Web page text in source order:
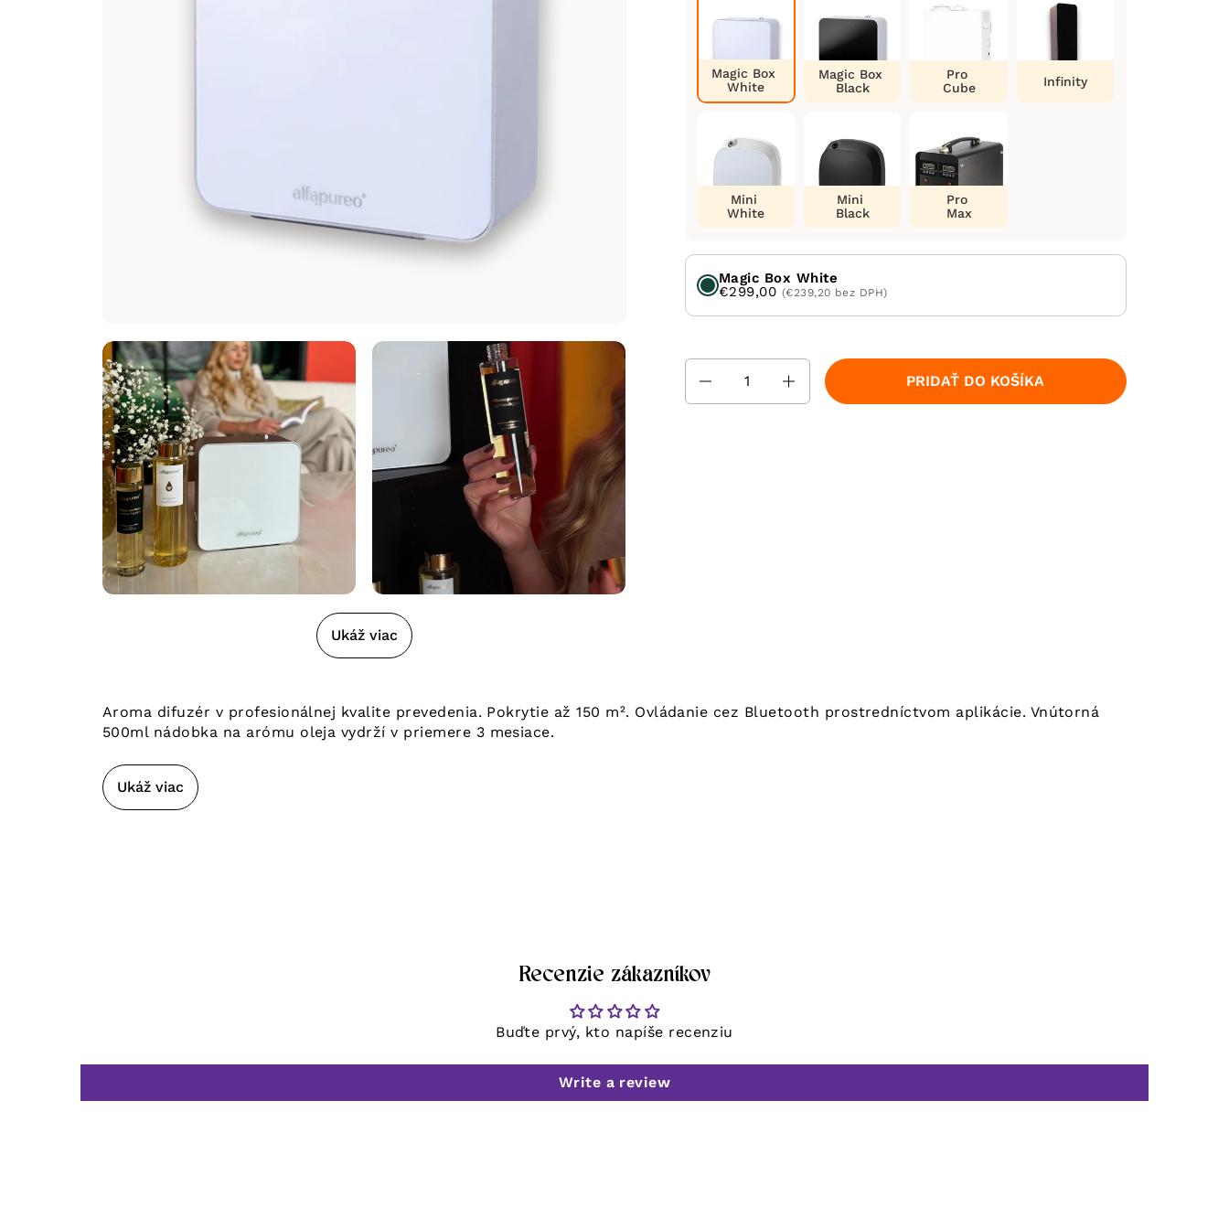
Ukáž viac
Magic Box
White
Magic Box
Black
Pro
Cube
Infinity
Mini
White
Mini
Black
Pro
Max
Magic Box White
€299,00 (€239,20 bez DPH)
PRIDAŤ DO KOŠÍKA
Aroma difuzér v profesionálnej kvalite prevedenia. Pokrytie až 150 m². Ovládanie cez Bluetooth prostredníctvom aplikácie. Vnútorná
500ml nádobka na arómu oleja vydrží v priemere 3 mesiace.
Ukáž viac
Recenzie zákazníkov
Buďte prvý, kto napíše recenziu
Write a review